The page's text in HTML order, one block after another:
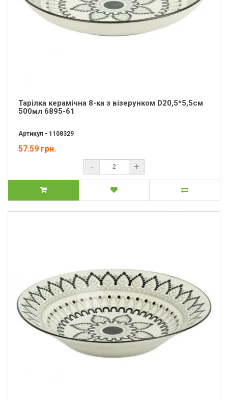
Тарілка керамічна 8-ка з візерунком D20,5*5,5см
500мл 6895-61
Артикул - 1108329
57.59 грн.
- +